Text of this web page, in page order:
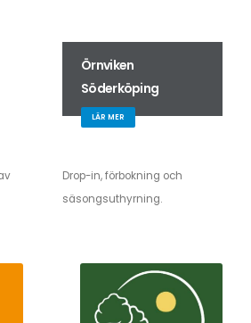
Örnviken
Söderköping
LÄR MER
Drop-in, förbokning och
säsongsuthyrning.